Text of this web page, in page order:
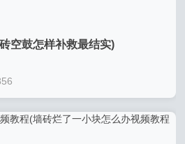
空鼓怎样补救最结实)